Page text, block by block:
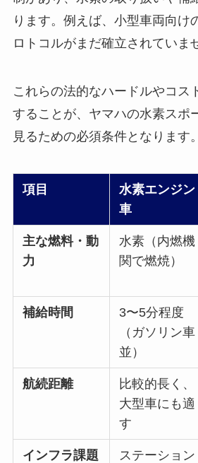
ります。例えば、小型車両向け
ロトコルがまだ確立されていま
これらの法的なハードルやコス
することが、ヤマハの水素スポ
見るための必須条件となります。
項目
水素エンジン
車
主な燃料・動
力
水素（内燃機
関で燃焼）
補給時間
3〜5分程度
（ガソリン車
並）
航続距離
比較的長く、
大型車にも適
す
インフラ課題
ステーション